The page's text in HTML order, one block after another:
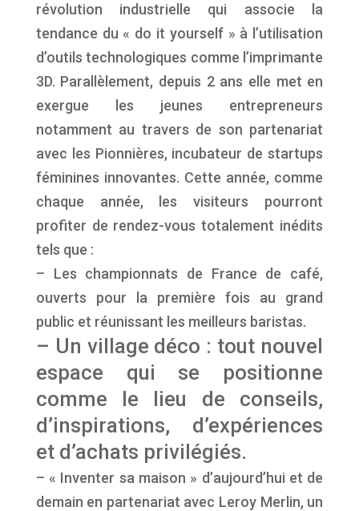
révolution industrielle qui associe la
tendance du « do it yourself » à l’utilisation
d’outils technologiques comme l’imprimante
3D. Parallèlement, depuis 2 ans elle met en
exergue les jeunes entrepreneurs
notamment au travers de son partenariat
avec les Pionnières, incubateur de startups
féminines innovantes. Cette année, comme
chaque année, les visiteurs pourront
profiter de rendez-vous totalement inédits
tels que :
– Les championnats de France de café,
ouverts pour la première fois au grand
public et réunissant les meilleurs baristas.
– Un village déco : tout nouvel
espace qui se positionne
comme le lieu de conseils,
d’inspirations, d’expériences
et d’achats privilégiés.
– « Inventer sa maison » d’aujourd’hui et de
demain en partenariat avec Leroy Merlin, un